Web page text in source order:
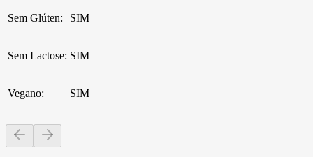
Sem Glúten: SIM
Sem Lactose: SIM
Vegano: SIM